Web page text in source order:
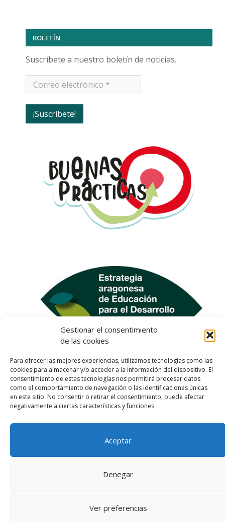
Gestionar el consentimiento
de las cookies
Para ofrecer las mejores experiencias, utilizamos tecnologías como las
cookies para almacenar y/o acceder a la información del dispositivo. El
consentimiento de estas tecnologías nos permitirá procesar datos
como el comportamiento de navegación o las identificaciones únicas
en este sitio. No consentir o retirar el consentimiento, puede afectar
negativamente a ciertas características y funciones.
Aceptar
Denegar
Ver preferencias
BOLETÍN
Suscríbete a nuestro boletín de noticias.